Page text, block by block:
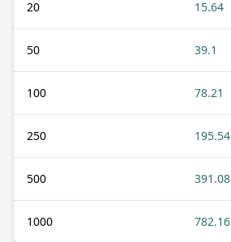
20 15.64
50 39.1
100 78.21
250 195.54
500 391.08
1000 782.16